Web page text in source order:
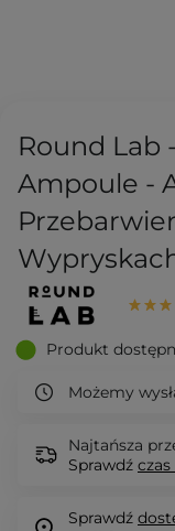
Round Lab
Ampoule -
Produkt
Możemy
Najtańsza
Sprawdź czas
Sprawdź